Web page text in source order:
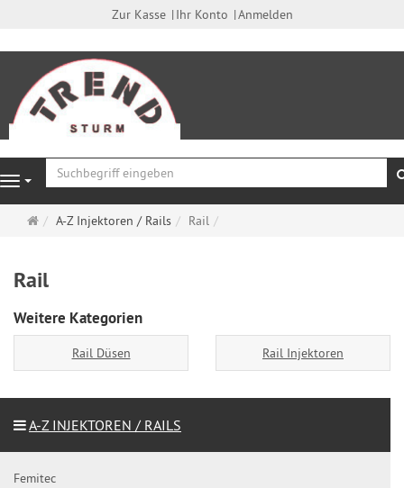
Zur Kasse Ihr Konto Anmelden
Navigation
Startseite
A-Z Injektoren / Rails Rail
Rail
Weitere Kategorien
Rail Düsen Rail Injektoren
A-Z INJEKTOREN / RAILS
Femitec